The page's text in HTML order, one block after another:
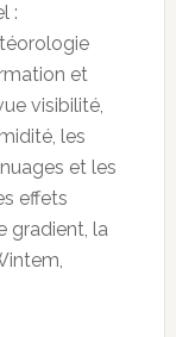
:
et
visibilité,
les
et les
effets
gradient, la